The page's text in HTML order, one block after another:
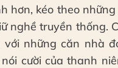
hơn, kéo theo
nghề truyền thống.
những căn nhà
cười của thanh